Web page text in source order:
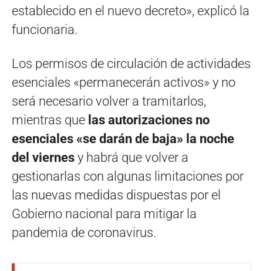
establecido en el nuevo decreto», explicó la
funcionaria.
Los permisos de circulación de actividades
esenciales «permanecerán activos» y no
será necesario volver a tramitarlos,
mientras que las autorizaciones no
esenciales «se darán de baja» la noche
del viernes y habrá que volver a
gestionarlas con algunas limitaciones por
las nuevas medidas dispuestas por el
Gobierno nacional para mitigar la
pandemia de coronavirus.